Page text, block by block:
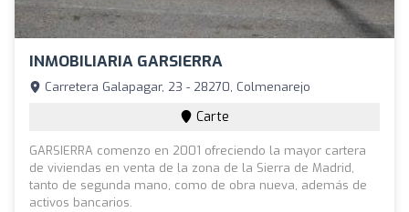
INMOBILIARIA GARSIERRA
Carretera Galapagar, 23 - 28270, Colmenarejo
Carte
GARSIERRA comenzo en 2001 ofreciendo la mayor cartera
de viviendas en venta de la zona de la Sierra de Madrid,
tanto de segunda mano, como de obra nueva, además de
activos bancarios.